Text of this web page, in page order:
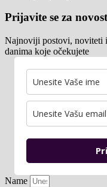
Prijavite se za
Najnoviji postovi, noviteti
danima koje očekujete
Name